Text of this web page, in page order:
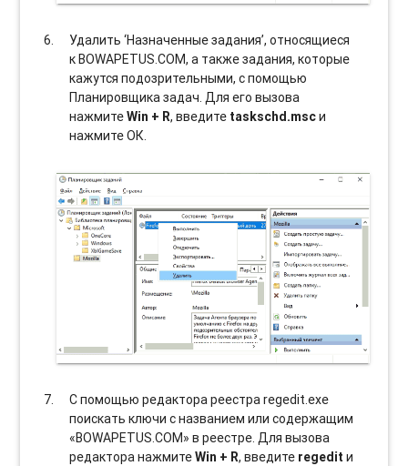
Удалить ‘Назначенные задания’, относящиеся
к BOWAPETUS.COM, а также задания, которые
кажутся подозрительными, с помощью
Планировщика задач. Для его вызова
нажмитеWin + R, введите taskschd.mscи
нажмите ОК.
С помощью редактора реестра regedit.exe
поискать ключи с названием или содержащим
«BOWAPETUS.COM» в реестре. Для вызова
редактора нажмитеWin + R, введите regedit и